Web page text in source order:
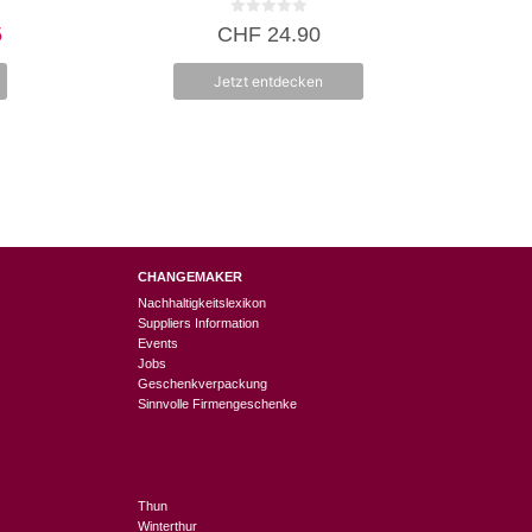
Aktueller
CHF 19.95.
0
v
5
CHF24.90
Jetzt entdecken
CHANGEMAKER
Nachhaltigkeitslexikon
Suppliers Information
Events
Jobs
Geschenkverpackung
Sinnvolle Firmengeschenke
Thun
Winterthur